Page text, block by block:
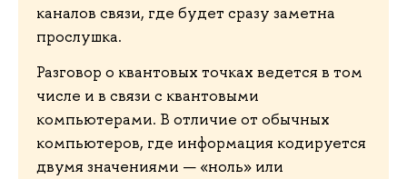
каналов связи, где будет сразу заметна
прослушка.
Разговор о квантовых точках ведется в том
числе и в связи с квантовыми
компьютерами. В отличие от обычных
компьютеров, где информация кодируется
двумя значениями — «ноль» или